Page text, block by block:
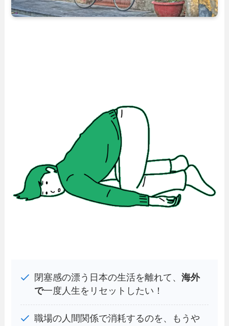
閉塞感の漂う日本の生活を離れて、海外
で一度人生をリセットしたい！
職場の人間関係で消耗するのを、もうや